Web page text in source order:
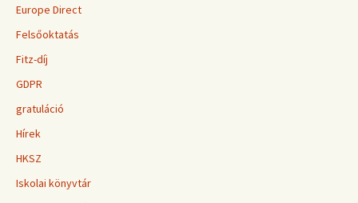
Europe Direct
Felsőoktatás
Fitz-díj
GDPR
gratuláció
Hírek
HKSZ
Iskolai könyvtár